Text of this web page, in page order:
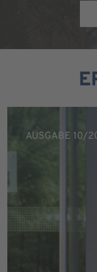
AUSGABE 10/